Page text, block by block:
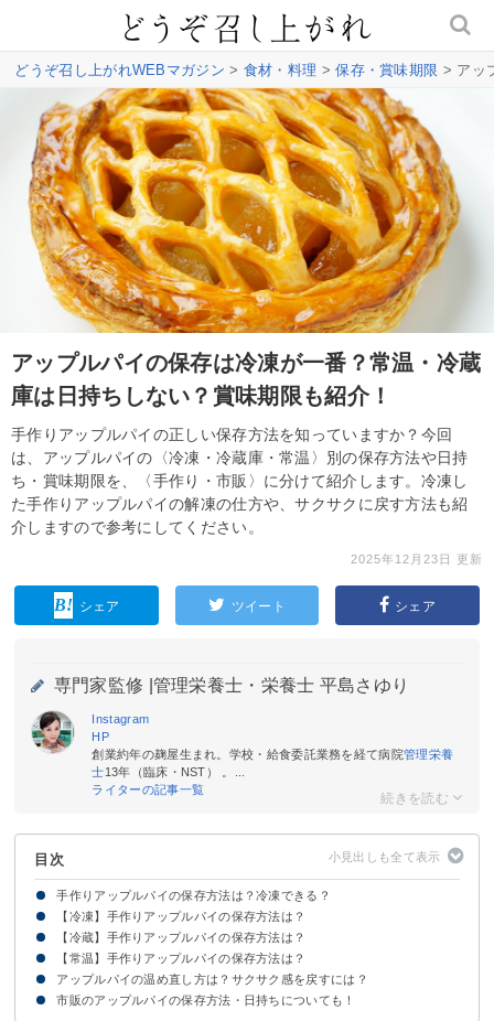
どうぞ召し上がれWEBマガジン > 食材・料理 >保存・賞味期限 > アッ
アップルパイの保存は冷凍が一番？常温・冷蔵
庫は日持ちしない？賞味期限も紹介！
手作りアップルパイの正しい保存方法を知っていますか？今回
は、アップルパイの〈冷凍・冷蔵庫・常温〉別の保存方法や日持
ち・賞味期限を、〈手作り・市販〉に分けて紹介します。冷凍し
た手作りアップルパイの解凍の仕方や、サクサクに戻す方法も紹
介しますので参考にしてください。
2025年12月23日 更新
シェア ツイート シェア
専門家監修 | 管理栄養士・栄養士 平島さゆり
Instagram
HP
創業約年の麹屋生まれ。学校・給食委託業務を経て病院管理栄養
士13年（臨床・NST） 。...
ライターの記事一覧
目次
手作りアップルパイの保存方法は？冷凍できる？
手作りアップルパイの保存方法・日持ち一覧
手作りアップルパイに常温保存は不向き
手作りアップルパイを長期保存したい時は冷凍がおすすめ
【冷凍】手作りアップルパイの保存方法は？
【焼いた後】手作りアップルパイを冷凍保存する方法
【焼く前】手作りアップルパイを冷凍保存する方法
冷凍保存したアップルパイの解凍方法
【冷蔵】手作りアップルパイの保存方法は？
【常温】手作りアップルパイの保存方法は？
アップルパイの温め直し方は？サクサク感を戻すには？
市販のアップルパイの保存方法・日持ちについても！